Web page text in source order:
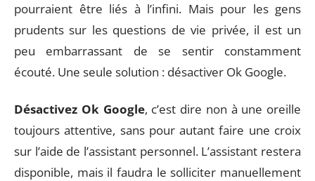
pourraient être liés à l’infini. Mais pour les gens
prudents sur les questions de vie privée, il est un
peu embarrassant de se sentir constamment
écouté. Une seule solution : désactiver Ok Google.
Désactivez Ok Google, c’est dire non à une oreille
toujours attentive, sans pour autant faire une croix
sur l’aide de l’assistant personnel. L’assistant restera
disponible, mais il faudra le solliciter manuellement